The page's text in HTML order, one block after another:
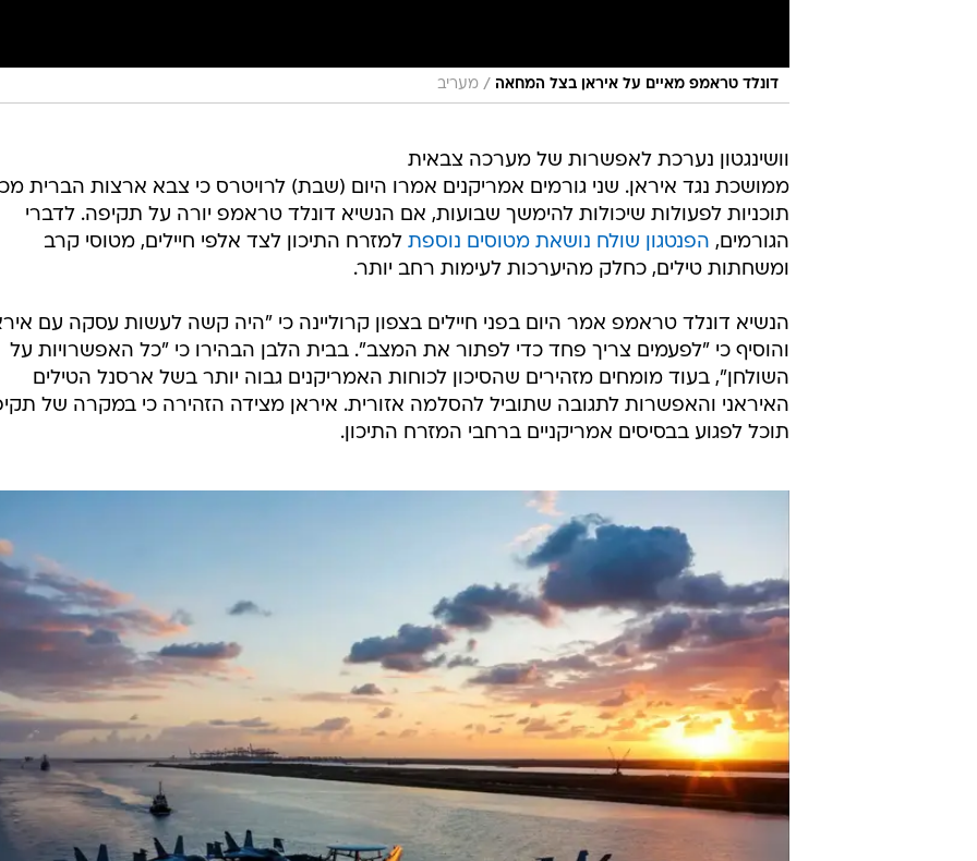
דונלד טראמפ מאיים על איראן בצל המחאה / מעריב
וושינגטון נערכת לאפשרות של מערכה צבאית
ממושכת נגד איראן. שני גורמים אמריקנים אמרו היום (שבת) לרויטרס כי צבא ארצות הברית
תוכניות לפעולות שיכולות להימשך שבועות, אם הנשיא דונלד טראמפ יורה על תקיפה. לדברי
הגורמים, הפנטגון שולח נושאת מטוסים נוספת למזרח התיכון לצד אלפי חיילים, מטוסי קרב
ומשחתות טילים, כחלק מהיערכות לעימות רחב יותר.
הנשיא דונלד טראמפ אמר היום בפני חיילים בצפון קרוליינה כי "היה קשה לעשות עסקה עם
והוסיף כי "לפעמים צריך פחד כדי לפתור את המצב". בבית הלבן הבהירו כי "כל האפשרויות על
השולחן", בעוד מומחים מזהירים שהסיכון לכוחות האמריקנים גבוה יותר בשל ארסנל הטילים
האיראני והאפשרות לתגובה שתוביל להסלמה אזורית. איראן מצידה הזהירה כי במקרה של
תוכל לפגוע בבסיסים אמריקניים ברחבי המזרח התיכון.